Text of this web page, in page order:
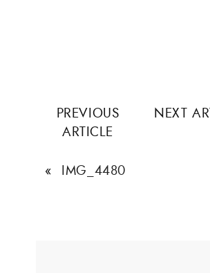
PREVIOUS
ARTICLE
« IMG_4480
NEXT